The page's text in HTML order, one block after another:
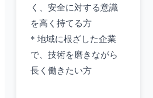
く、安全に対する意識
を高く持てる方
* 地域に根ざした企業
で、技術を磨きながら
長く働きたい方